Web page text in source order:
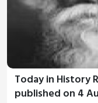
Today in History
published on 4